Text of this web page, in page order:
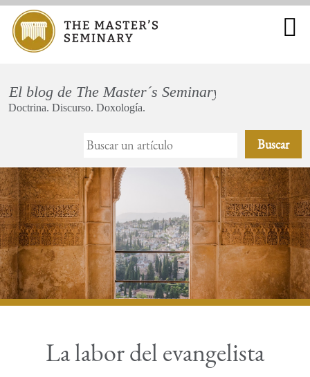
Buscar
La labor del evangelista